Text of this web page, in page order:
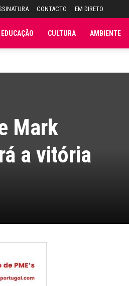
CONTACTO EM DIRETO
EDUCAÇÃO CULTURA AMBIENTE
Mark
a vitória